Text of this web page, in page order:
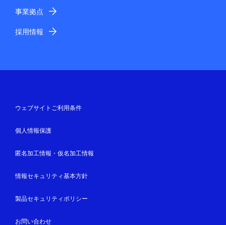
事業拠点
採用情報
ウェブサイトご利用条件
個人情報保護
匿名加工情報・仮名加工情報
情報セキュリティ基本方針
製品セキュリティポリシー
お問い合わせ